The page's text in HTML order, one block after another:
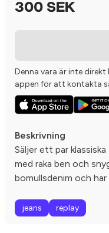
300 SEK
Denna vara är inte
appen för att kontakta
Beskrivning
Säljer ett par
med raka ben och
bomullsdenim och
jeans replay